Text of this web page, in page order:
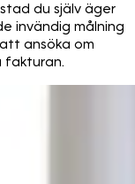
du själv äger
invändig målning
ansöka om